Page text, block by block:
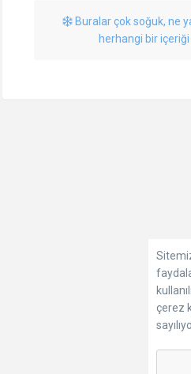
Buralar çok soğuk, ne
herhangi bir içeriği
çerez